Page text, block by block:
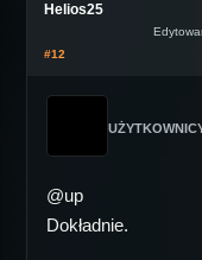
Helios25
#12
@up
Dokładnie.